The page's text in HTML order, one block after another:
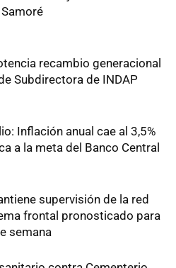
recambio generacional
Subdirectora de INDAP
Inflación anual cae al 3,5%
a la meta del Banco Central
supervisión de la red
frontal pronosticado para
semana